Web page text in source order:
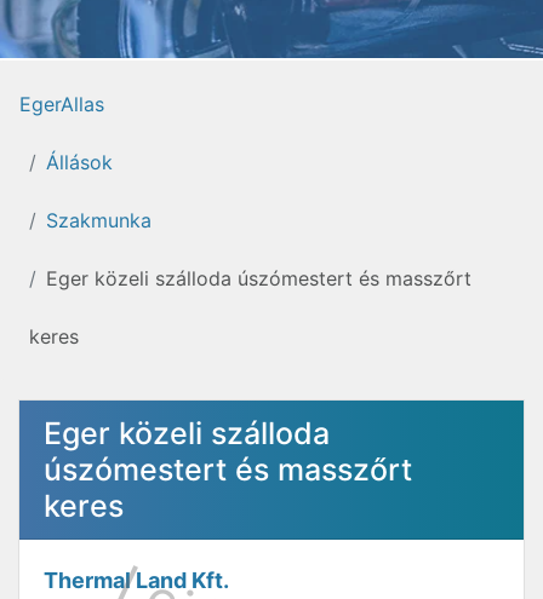
EgerAllas
Állások
Szakmunka
Eger közeli szálloda úszómestert és masszőrt
keres
Eger közeli szálloda
úszómestert és masszőrt
keres
Thermal Land Kft.